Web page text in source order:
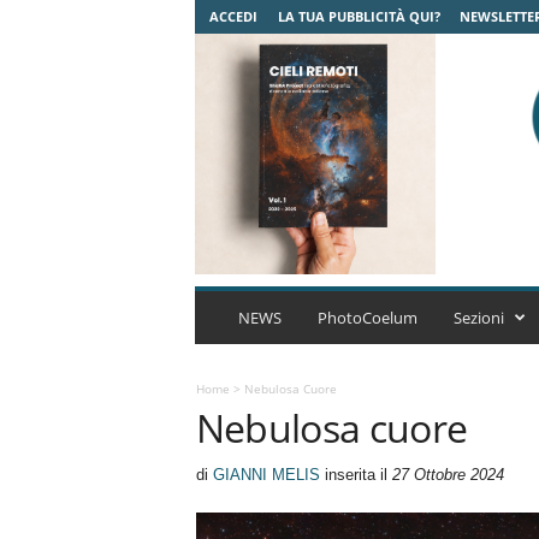
ACCEDI LA TUA PUBBLICITÀ QUI?
C
r
NEWS PhotoCoelum Sezioni
Home > Nebulosa Cuore
Nebulosa cuore
di GIANNI MELIS inserita il 27 Ottobre 2024